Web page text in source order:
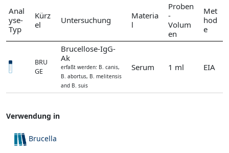
Anal
yse-
Typ
Kürz
el
Untersuchung
Materia
l
Proben
-
Volum
en
Met
hod
e
BRU
GE
Brucellose-IgG-
Ak
erfaßt werden: B. canis,
B. abortus, B. melitensis
and B. suis
Serum 1 ml EIA
Verwendung in
Brucella